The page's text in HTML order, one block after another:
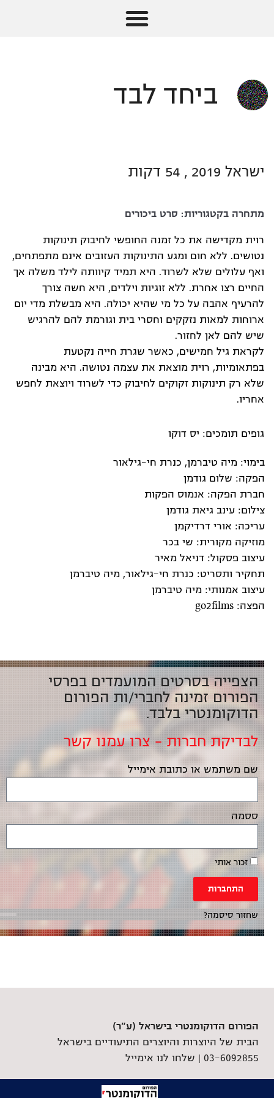
ביחד לבד
ישראל 2019 , 54 דקות
מתחרה בקטגוריות: סרט ביכורים
רוית מקדישה את כל זמנה החופשי לחיבוק תינוקות
נטושים. ללא חום ומגע התינוקות העזובים אינם מתפתחים,
ואף עלולים שלא לשרוד. היא תמיד קיוותה לילד משלה אך
החיים רצו אחרת. ללא זוגיות וילדים, היא חשה צורך
להרעיף אהבה על כל מי שהיא יכולה. היא מבשלת מדי יום
ארוחות למאות נזקקים וחסרי בית וגורמת להם להרגיש
שיש להם לאן לחזור.
לקראת גיל חמישים, כאשר שגרת חייה נקטעת
בפתאומיות, רוית מוצאת את עצמה נטושה. היא מבינה
שלא רק תינוקות זקוקים לחיבוק כדי לשרוד ויוצאת לחפש
אחריו.
גופים תומכים: יס דוקו
בימוי: מיה טיברמן, כנרת חי-גילאור
הפקה: שלום גודמן
חברת הפקה: אנמוס הפקות
צילום: עינב גיאת גודמן
עריכה: אורי דרדיקמן
מוזיקה מקורית: שי בכר
עיצוב פסקול: דניאל מאיר
תחקיר ותסריט: כנרת חי-גילאור, מיה טיברמן
עיצוב אמנותי: מיה טיברמן
הפצה: go2films
הצפייה בסרטים המועמדים בפרסי
הפורום זמינה לחברי/ות הפורום
הדוקומנטרי בלבד.
לבדיקת חברות – צרו עמנו קשר
שם משתמש או כתובת אימייל
ססמה
זכור אותי
התחברות
שחזור סיסמה?
הפורום הדוקומנטרי בישראל (ע"ר)
הבית של היוצרות והיוצרים התיעודיים בישראל
03-6092855 |
שלחו לנו אימייל